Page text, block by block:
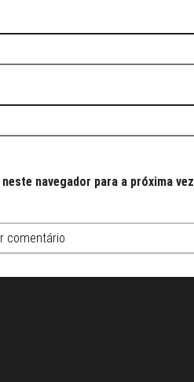
navegador para a próxima vez